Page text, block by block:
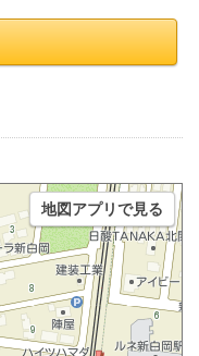
地図アプリで見る